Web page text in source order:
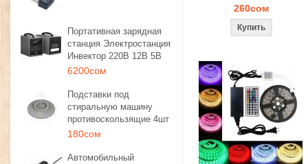
Портативная зарядная
станция Электростанция
Инвектор 220В 12В 5В
6200сом
Подставки под
стиральную машину
противоскользящие 4шт
180сом
Автомобильный
260сом